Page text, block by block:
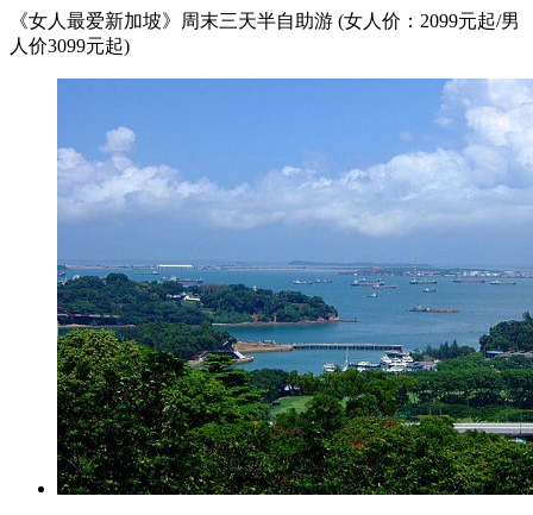
《女人最爱新加坡》周末三天半自助游 (女人价：2099元起/男
人价3099元起)